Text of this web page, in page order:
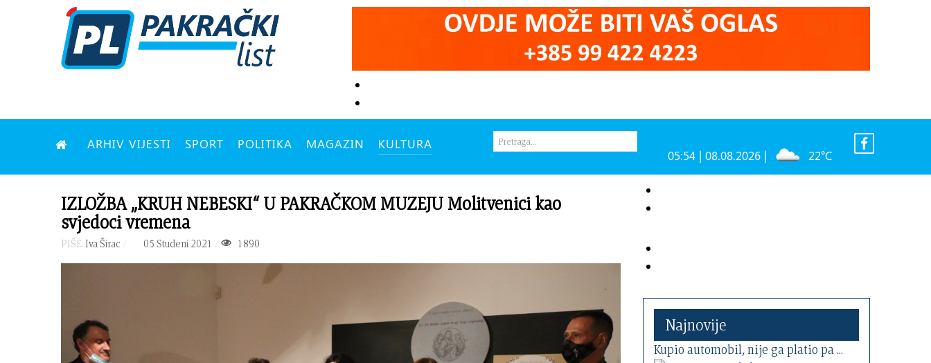
ARHIV VIJESTI SPORT POLITIKA MAGAZIN KULTURA
05:54 | 08.08.2026 | 22°C
IZLOŽBA „KRUH NEBESKI“ U PAKRAČKOM MUZEJU Molitvenici kao
svjedoci vremena
PIŠE: Iva Širac 05 Studeni 2021 1890
Najnovije
Kupio automobil, nije ga platio pa ...